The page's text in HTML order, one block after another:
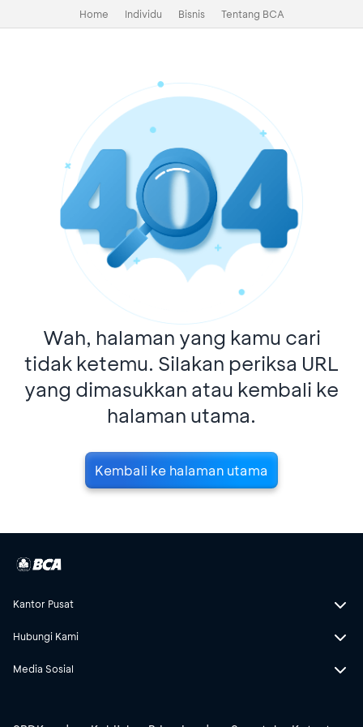
Home Individu Bisnis Tentang BCA
Wah, halaman yang kamu cari
tidak ketemu. Silakan periksa URL
yang dimasukkan atau kembali ke
halaman utama.
Kembali ke halaman utama
Kantor Pusat
Hubungi Kami
Media Sosial